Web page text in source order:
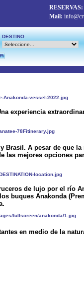
RESERVAS:
Mail:
DESTINO
experiencia
Brasil. A pesar de que la
las mejores opciones
de lujo por el río
buques Anakonda
en medio de la